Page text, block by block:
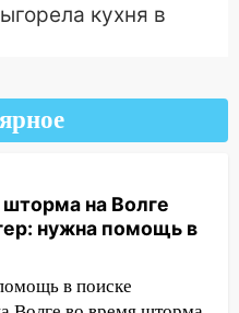
кухня в
Розы
на
период для
для всех
с 10 по 16
на Волге
нужна помощь в
в поиске